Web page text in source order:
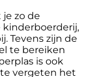
zo de
kinderboerderij,
Tevens zijn de
te bereiken
is ook
vergeten het